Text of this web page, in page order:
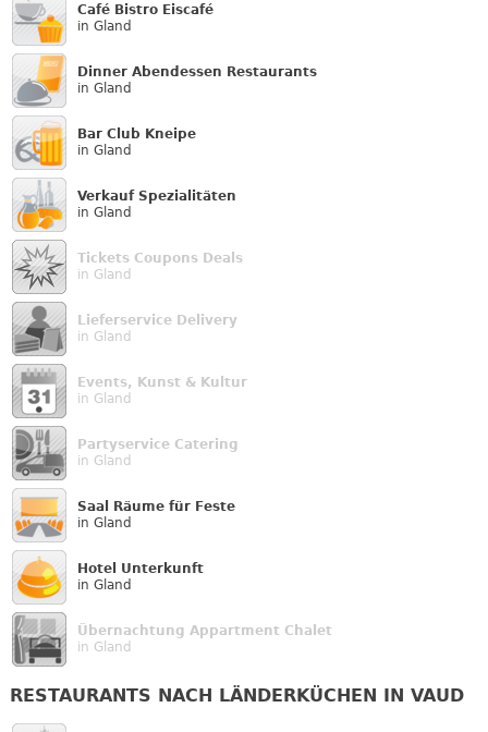
Café Bistro Eiscafé
in Gland
Dinner Abendessen Restaurants
in Gland
Bar Club Kneipe
in Gland
Verkauf Speziali­täten
in Gland
Tickets Coupons Deals
in Gland
Lieferservice Delivery
in Gland
Events, Kunst & Kultur
in Gland
Partyservice Catering
in Gland
Saal Räume für Feste
in Gland
Hotel Unterkunft
in Gland
Übernachtung Appartment Chalet
in Gland
RESTAURANTS NACH LÄNDERKÜCHEN IN VAUD